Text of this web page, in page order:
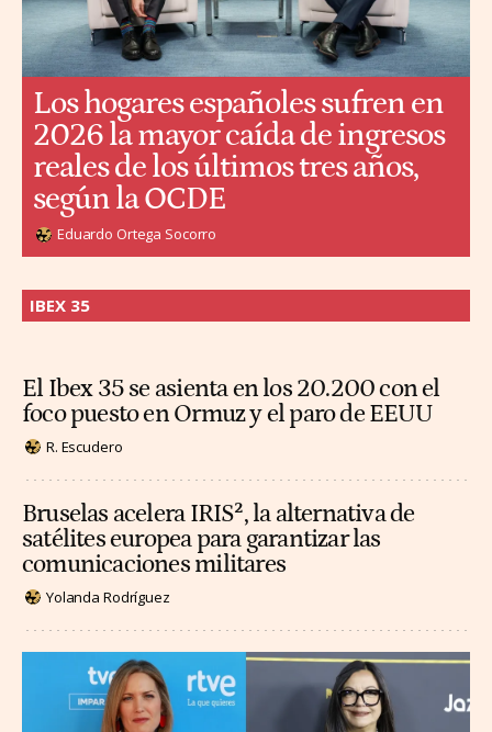
Los hogares españoles sufren en
2026 la mayor caída de ingresos
reales de los últimos tres años,
según la OCDE
Eduardo Ortega Socorro
IBEX 35
El Ibex 35 se asienta en los 20.200 con el
foco puesto en Ormuz y el paro de EEUU
R. Escudero
Bruselas acelera IRIS², la alternativa de
satélites europea para garantizar las
comunicaciones militares
Yolanda Rodríguez